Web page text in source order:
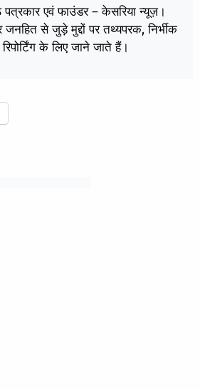
पत्रकार एवं फाउंडर – केसरिया न्यूज़।
से जुड़े मुद्दों पर तथ्यपरक, निर्भीक
के लिए जाने जाते हैं।